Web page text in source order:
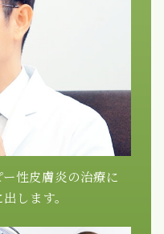
性皮膚炎の治療に
します。